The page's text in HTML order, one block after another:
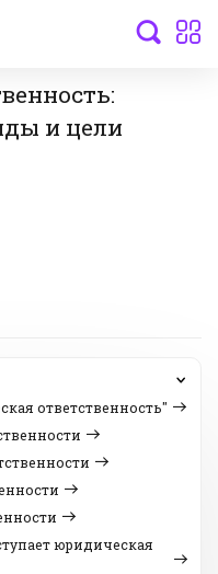
и цели
ответственность"
юридическая